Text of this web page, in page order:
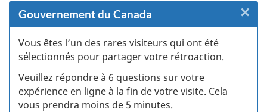
Gouvernement du Canada
Vous êtes l’un des rares visiteurs qui ont été
sélectionnés pour partager votre rétroaction.
Veuillez répondre à 6 questions sur votre
expérience en ligne à la fin de votre visite. Cela
vous prendra moins de 5 minutes.
×